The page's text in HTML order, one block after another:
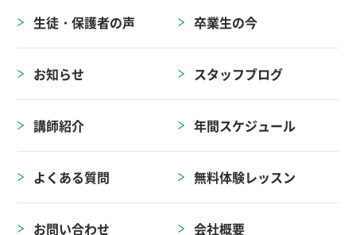
生徒・保護者の声 卒業生の今
お知らせ スタッフブログ
講師紹介 年間スケジュール
よくある質問 無料体験レッスン
お問い合わせ 会社概要